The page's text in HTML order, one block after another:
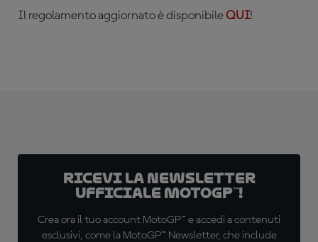
Il regolamento aggiornato è disponibileQUI!
Ricevi la newsletter
ufficiale MotoGP™!
Crea ora il tuo account MotoGP™ e accedi a contenuti
esclusivi, come la MotoGP™ Newsletter, che include